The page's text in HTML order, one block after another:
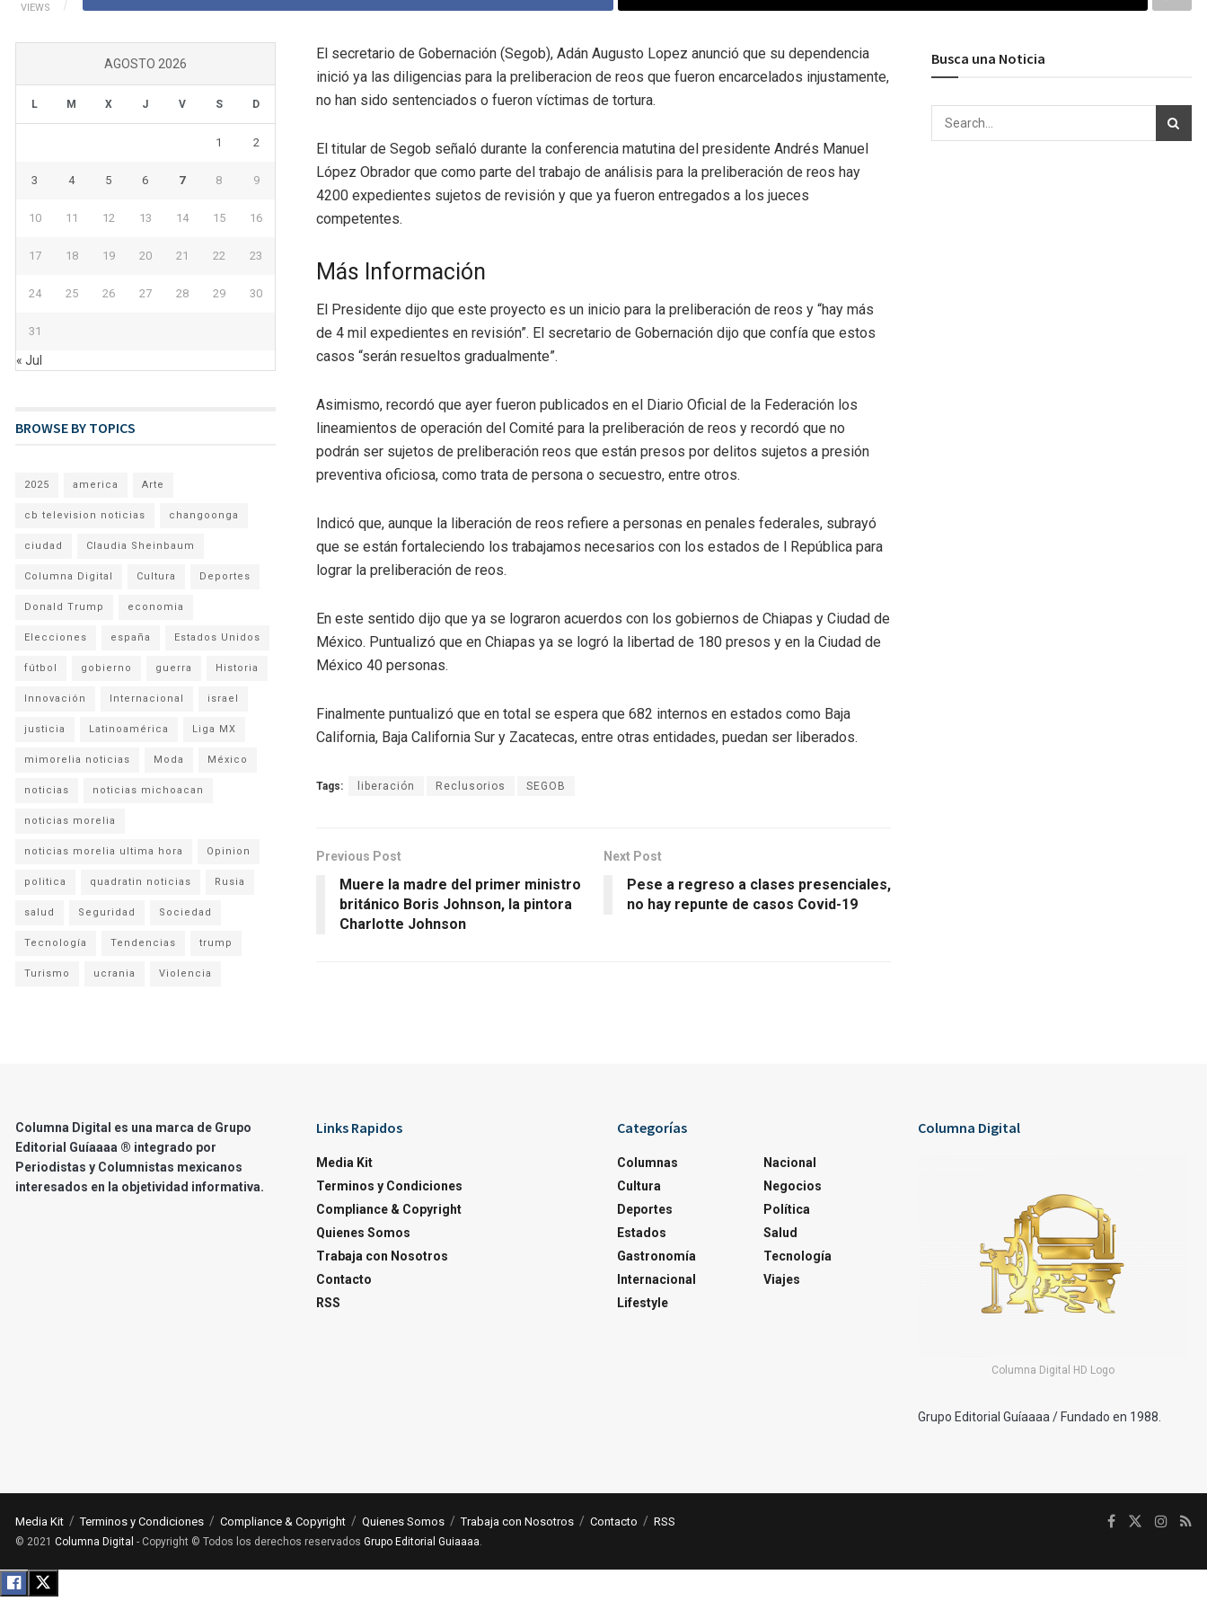
VIEWS
El secretario de Gobernación (Segob), Adán Augusto Lopez anunció que su dependencia
inició ya las diligencias para la preliberacion de reos que fueron encarcelados injustamente,
no han sido sentenciados o fueron víctimas de tortura.
El titular de Segob señaló durante la conferencia matutina del presidente Andrés Manuel
López Obrador que como parte del trabajo de análisis para la preliberación de reos hay
4200 expedientes sujetos de revisión y que ya fueron entregados a los jueces
competentes.
Más Información
El Presidente dijo que este proyecto es un inicio para la preliberación de reos y “hay más
de 4 mil expedientes en revisión”. El secretario de Gobernación dijo que confía que estos
casos “serán resueltos gradualmente”.
Asimismo, recordó que ayer fueron publicados en el Diario Oficial de la Federación los
lineamientos de operación del Comité para la preliberación de reos y recordó que no
podrán ser sujetos de preliberación reos que están presos por delitos sujetos a presión
preventiva oficiosa, como trata de persona o secuestro, entre otros.
Indicó que, aunque la liberación de reos refiere a personas en penales federales, subrayó
que se están fortaleciendo los trabajamos necesarios con los estados de l República para
lograr la preliberación de reos.
En este sentido dijo que ya se lograron acuerdos con los gobiernos de Chiapas y Ciudad de
México. Puntualizó que en Chiapas ya se logró la libertad de 180 presos y en la Ciudad de
México 40 personas.
Finalmente puntualizó que en total se espera que 682 internos en estados como Baja
California, Baja California Sur y Zacatecas, entre otras entidades, puedan ser liberados.
Tags: liberación Reclusorios SEGOB
Previous Post
Muere la madre del primer ministro
británico Boris Johnson, la pintora
Charlotte Johnson
Next Post
Pese a regreso a clases presenciales,
no hay repunte de casos Covid-19
AGOSTO 2026
L M X J V S D
1 2
3 4 5 6 7 8 9
10 11 12 13 14 15 16
17 18 19 20 21 22 23
24 25 26 27 28 29 30
31
« Jul
BROWSE BY TOPICS
2025 america Arte
cb television noticias changoonga
ciudad Claudia Sheinbaum
Columna Digital Cultura Deportes
Donald Trump economia
Elecciones españa Estados Unidos
fútbol gobierno guerra Historia
Innovación Internacional israel
justicia Latinoamérica Liga MX
mimorelia noticias Moda México
noticias noticias michoacan
noticias morelia
noticias morelia ultima hora Opinion
politica quadratin noticias Rusia
salud Seguridad Sociedad
Tecnología Tendencias trump
Turismo ucrania Violencia
Busca una Noticia
Columna Digital es una marca de Grupo
Editorial Guíaaaa ® integrado por
Periodistas y Columnistas mexicanos
interesados en la objetividad informativa.
Links Rapidos
Media Kit
Terminos y Condiciones
Compliance & Copyright
Quienes Somos
Trabaja con Nosotros
Contacto
RSS
Categorías
Columnas
Cultura
Deportes
Estados
Gastronomía
Internacional
Lifestyle
Nacional
Negocios
Política
Salud
Tecnología
Viajes
Columna Digital
Columna Digital HD Logo
Grupo Editorial Guíaaaa / Fundado en 1988.
Media Kit Terminos y Condiciones Compliance & Copyright Quienes Somos Trabaja con Nosotros Contacto RSS
© 2021 Columna Digital - Copyright © Todos los derechos reservados Grupo Editorial Guiaaaa